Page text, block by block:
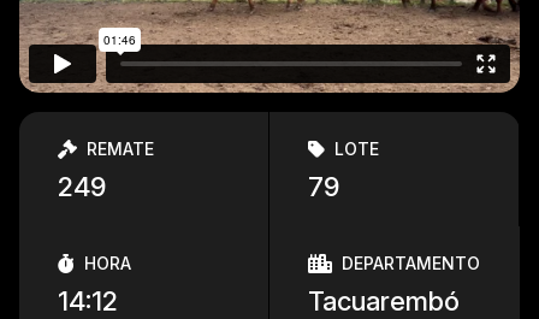
REMATE
249
LOTE
79
HORA
14:12
DEPARTAMENTO
Tacuarembó